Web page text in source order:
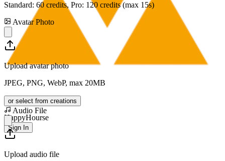
HappyHourse
Sign In
Standard: 60 credits, Pro: 120 credits (max 15s)
Avatar Photo
Upload avatar photo
JPEG, PNG, WebP, max 20MB
or select from creations
Audio File
Upload audio file